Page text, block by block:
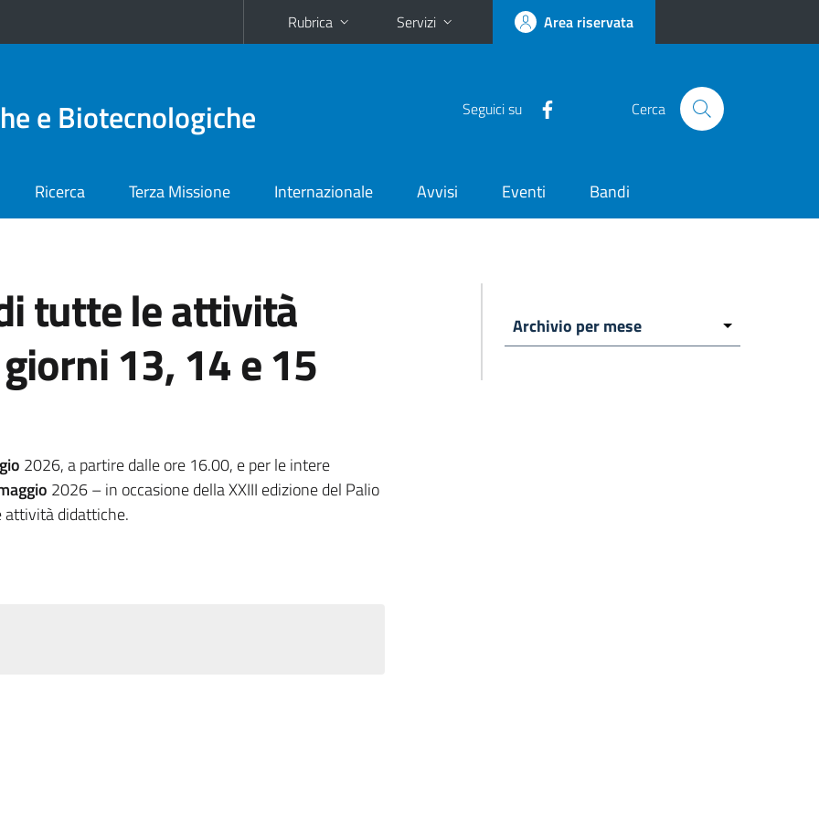
Rubrica Servizi Area riservata
e Biotecnologiche Seguici su Cerca
Ricerca Terza Missione Internazionale Avvisi Eventi Bandi
tutte le attività
13, 14 e 15
2026, a partire dalle ore 16.00, e per le intere
2026 – in occasione della XXIII edizione del Palio
attività didattiche.